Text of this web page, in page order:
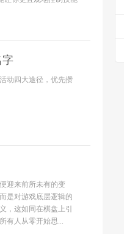
字
动四大途径，优先攒
迎来前所未有的变
是对游戏底层逻辑的
，这如同在棋盘上引
有人从零开始思...